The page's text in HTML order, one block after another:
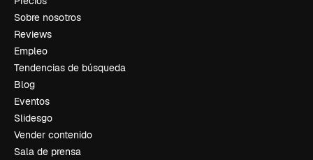
Sobre nosotros
Reviews
Empleo
Tendencias de búsqueda
Blog
Eventos
Slidesgo
Vender contenido
Sala de prensa